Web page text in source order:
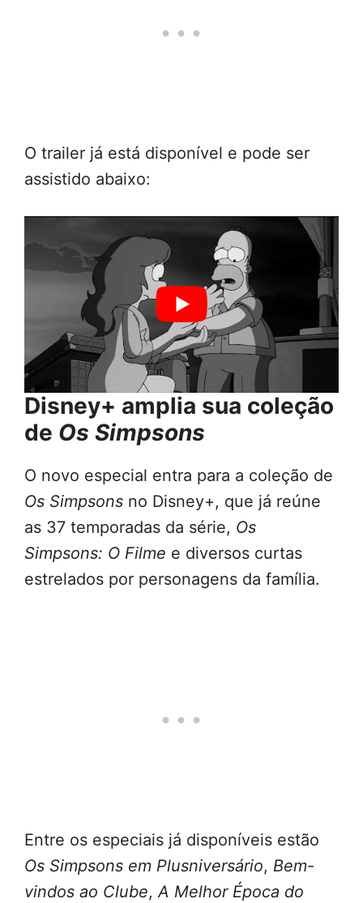
O trailer já está disponível e pode ser
assistido abaixo:
Disney+ amplia sua coleção
de Os Simpsons
O novo especial entra para a coleção de
Os Simpsons no Disney+, que já reúne
as 37 temporadas da série, Os
Simpsons: O Filme e diversos curtas
estrelados por personagens da família.
Entre os especiais já disponíveis estão
Os Simpsons em Plusniversário, Bem-
vindos ao Clube,A Melhor Época do